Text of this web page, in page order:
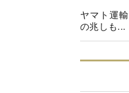
ヤマト運
の兆しも...